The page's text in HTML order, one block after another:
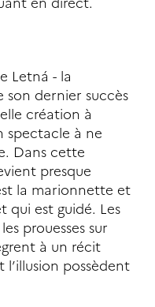
Letná - la
son dernier succès
création à
spectacle à ne
Dans cette
presque
la marionnette et
qui est guidé. Les
prouesses sur
à un récit
possèdent